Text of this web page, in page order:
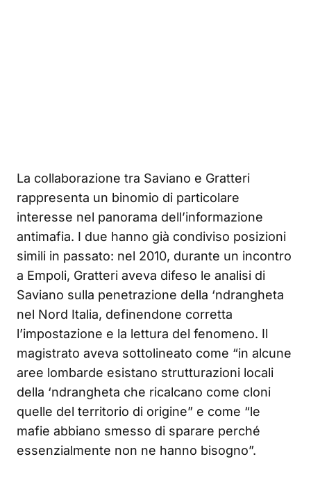
La collaborazione tra Saviano e Gratteri
rappresenta un binomio di particolare
interesse nel panorama dell’informazione
antimafia. I due hanno già condiviso posizioni
simili in passato: nel 2010, durante un incontro
a Empoli, Gratteri aveva difeso le analisi di
Saviano sulla penetrazione della ‘ndrangheta
nel Nord Italia, definendone corretta
l’impostazione e la lettura del fenomeno. Il
magistrato aveva sottolineato come “in alcune
aree lombarde esistano strutturazioni locali
della ‘ndrangheta che ricalcano come cloni
quelle del territorio di origine” e come “le
mafie abbiano smesso di sparare perché
essenzialmente non ne hanno bisogno”.